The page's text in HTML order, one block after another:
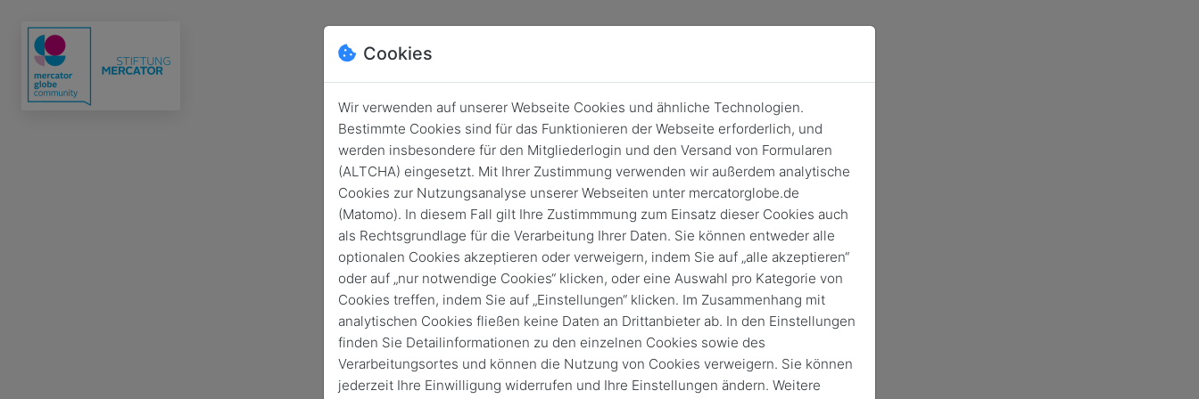
Login
Keine Zugangsdaten?
Cookies
Wir verwenden auf unserer Webseite Cookies und ähnliche Technologien.
Bestimmte Cookies sind für das Funktionieren der Webseite erforderlich, und
werden insbesondere für den Mitgliederlogin und den Versand von Formularen
(ALTCHA) eingesetzt. Mit Ihrer Zustimmung verwenden wir außerdem analytische
Cookies zur Nutzungsanalyse unserer Webseiten unter mercatorglobe.de
(Matomo). In diesem Fall gilt Ihre Zustimmmung zum Einsatz dieser Cookies auch
als Rechtsgrundlage für die Verarbeitung Ihrer Daten. Sie können entweder alle
optionalen Cookies akzeptieren oder verweigern, indem Sie auf „alle akzeptieren“
oder auf „nur notwendige Cookies“ klicken, oder eine Auswahl pro Kategorie von
Cookies treffen, indem Sie auf „Einstellungen“ klicken. Im Zusammenhang mit
analytischen Cookies fließen keine Daten an Drittanbieter ab. In den Einstellungen
finden Sie Detailinformationen zu den einzelnen Cookies sowie des
Verarbeitungsortes und können die Nutzung von Cookies verweigern. Sie können
jederzeit Ihre Einwilligung widerrufen und Ihre Einstellungen ändern. Weitere